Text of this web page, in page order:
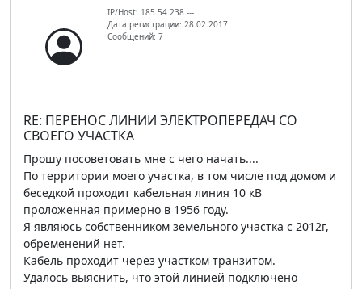
IP/Host: 185.54.238.---
Дата регистрации: 28.02.2017
Сообщений: 7
RE: ПЕРЕНОС ЛИНИИ ЭЛЕКТРОПЕРЕДАЧ СО
СВОЕГО УЧАСТКА
Прошу посоветовать мне с чего начать....
По территории моего участка, в том числе под домом и
беседкой проходит кабельная линия 10 кВ
проложенная примерно в 1956 году.
Я являюсь собственником земельного участка с 2012г,
обременений нет.
Кабель проходит через участком транзитом.
Удалось выяснить, что этой линией подключено